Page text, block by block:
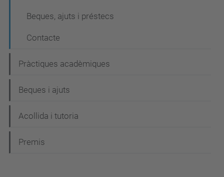
Beques, ajuts i préstecs
Contacte
Pràctiques acadèmiques
Beques i ajuts
Acollida i tutoria
Premis